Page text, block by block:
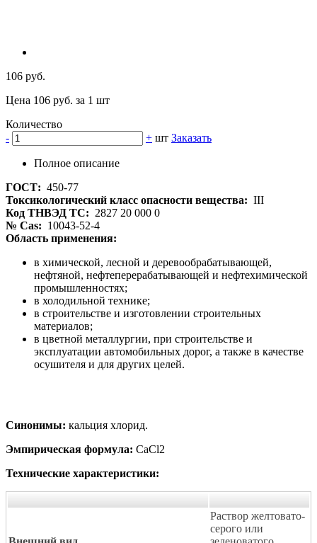
106 руб.
Цена 106 руб. за 1 шт
Количество
-
+ шт Заказать
Полное описание
ГОСТ: 450-77
Токсикологический класс опасности вещества: III
Код ТНВЭД ТС: 2827 20 000 0
№ Cas: 10043-52-4
Область применения:
в химической, лесной и деревообрабатывающей,
нефтяной, нефтеперерабатывающей и нефтехимической
промышленностях;
в холодильной технике;
в строительстве и изготовлении строительных
материалов;
в цветной металлургии, при строительстве и
эксплуатации автомобильных дорог, а также в качестве
осушителя и для других целей.
Синонимы: кальция хлорид.
Эмпирическая формула: CaCl2
Технические характеристики:
Раствор желтовато-
серого или